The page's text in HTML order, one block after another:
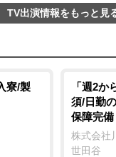
TV出演情報をもっと見
寮/製
「週2
須/日勤
保障完備
株式会社
世田谷